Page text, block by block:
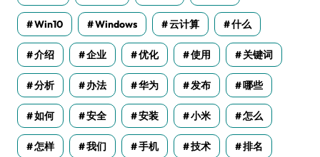
Win10 Windows 云计算 什么
介绍 企业 优化 使用 关键词
分析 办法 华为 发布 哪些
如何 安全 安装 小米 怎么
怎样 我们 手机 技术 排名